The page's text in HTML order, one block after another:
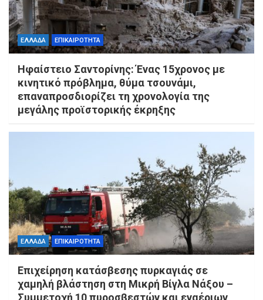
ΕΛΛΑΔΑ ΕΠΙΚΑΙΡΟΤΗΤΑ
Ηφαίστειο Σαντορίνης: Ένας 15χρονος με
κινητικό πρόβλημα, θύμα τσουνάμι,
επαναπροσδιορίζει τη χρονολογία της
μεγάλης προϊστορικής έκρηξης
ΕΛΛΑΔΑ ΕΠΙΚΑΙΡΟΤΗΤΑ
Επιχείρηση κατάσβεσης πυρκαγιάς σε
χαμηλή βλάστηση στη Μικρή Βίγλα Νάξου –
Συμμετοχή 10 πυροσβεστών και εναέριων